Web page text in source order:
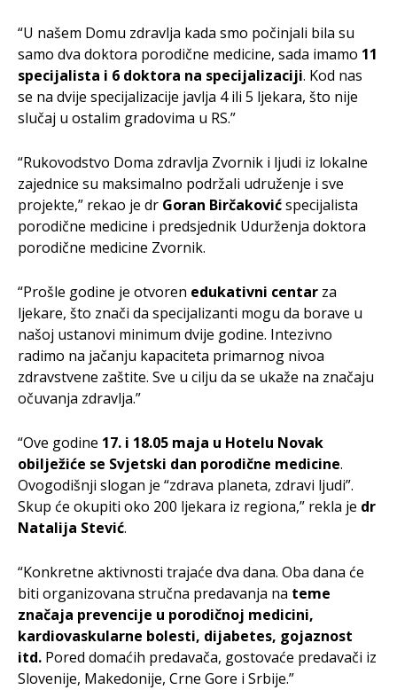
“U našem Domu zdravlja kada smo počinjali bila su
samo dva doktora porodične medicine, sada imamo 11
specijalista i 6 doktora na specijalizaciji. Kod nas
se na dvije specijalizacije javlja 4 ili 5 ljekara, što nije
slučaj u ostalim gradovima u RS.”
“Rukovodstvo Doma zdravlja Zvornik i ljudi iz lokalne
zajednice su maksimalno podržali udruženje i sve
projekte,” rekao je dr Goran Birčakovićspecijalista
porodične medicine i predsjednik Udurženja doktora
porodične medicine Zvornik.
“Prošle godine je otvoren edukativni centar za
ljekare, što znači da specijalizanti mogu da borave u
našoj ustanovi minimum dvije godine. Intezivno
radimo na jačanju kapaciteta primarnog nivoa
zdravstvene zaštite. Sve u cilju da se ukaže na značaju
očuvanja zdravlja.”
“Ove godine 17. i 18.05 maja u Hotelu Novak
obilježiće se Svjetski dan porodične medicine.
Ovogodišnji slogan je “zdrava planeta, zdravi ljudi”.
Skup će okupiti oko 200 ljekara iz regiona,” rekla je dr
Natalija Stević.
“Konkretne aktivnosti trajaće dva dana. Oba dana će
biti organizovana stručna predavanja na teme
značaja prevencije u porodičnoj medicini,
kardiovaskularne bolesti, dijabetes, gojaznost
itd. Pored domaćih predavača, gostovaće predavači iz
Slovenije, Makedonije, Crne Gore i Srbije.”